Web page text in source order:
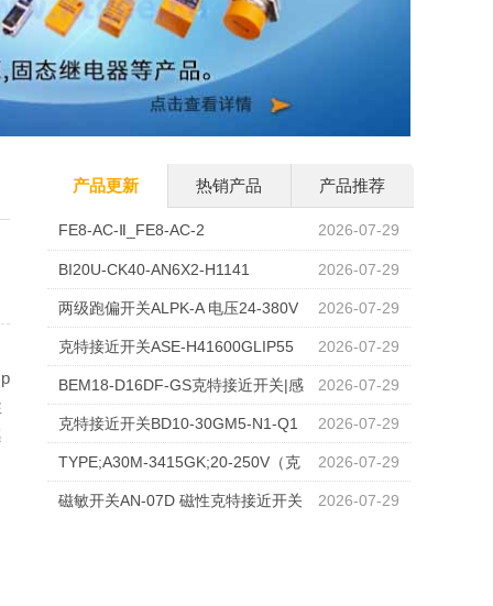
产品更新 热销产品 产品推荐
2026-07-29
FE8-AC-Ⅱ_FE8-AC-2
2026-07-29
BI20U-CK40-AN6X2-H1141
2026-07-29
两级跑偏开关ALPK-A 电压24-380V
2026-07-29
克特接近开关ASE-H41600GLIP55
2026-07-29
BEM18-D16DF-GS克特接近开关|感
应加强 2026-07-29
克特接近开关BD10-30GM5-N1-Q1
2 工业限位检测传感器 2026-07-29
TYPE;A30M-3415GK;20-250V（克
特接近开关） 2026-07-29
磁敏开关AN-07D 磁性克特接近开关